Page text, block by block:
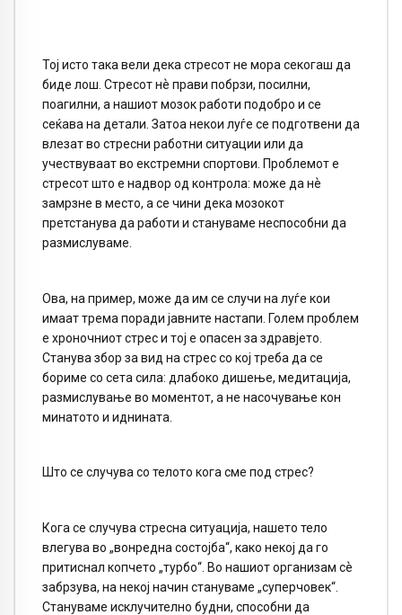
Тој исто така вели дека стресот не мора секогаш да
биде лош. Стресот нѐ прави побрзи, посилни,
поагилни, а нашиот мозок работи подобро и се
сеќава на детали. Затоа некои луѓе се подготвени да
влезат во стресни работни ситуации или да
учествуваат во екстремни спортови. Проблемот е
стресот што е надвор од контрола: може да нѐ
замрзне в место, а се чини дека мозокот
претстанува да работи и стануваме неспособни да
размислуваме.
Ова, на пример, може да им се случи на луѓе кои
имаат трема поради јавните настапи. Голем проблем
е хроночниот стрес и тој е опасен за здравјето.
Станува збор за вид на стрес со кој треба да се
бориме со сета сила: длабоко дишење, медитација,
размислување во моментот, а не насочување кон
минатото и иднината.
Што се случува со телото кога сме под стрес?
Кога се случува стресна ситуација, нашето тело
влегува во „вонредна состојба“, како некој да го
притиснал копчето „турбо“. Вo нашиот организам сѐ
забрзува, на некој начин стануваме „суперчовек“.
Стануваме исклучително будни, способни да